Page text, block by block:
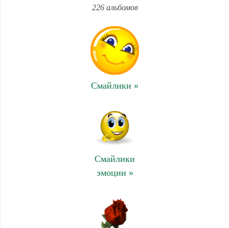
226 альбомов
Смайлики »
Смайлики
эмоции »